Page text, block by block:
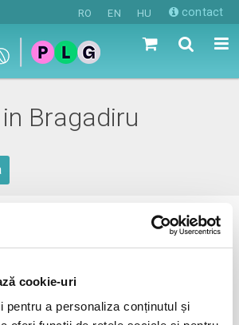
cookie-uri
pentru a personaliza conținutul și
RO EN HU contact
Bragadiru
in viitorul apropiat